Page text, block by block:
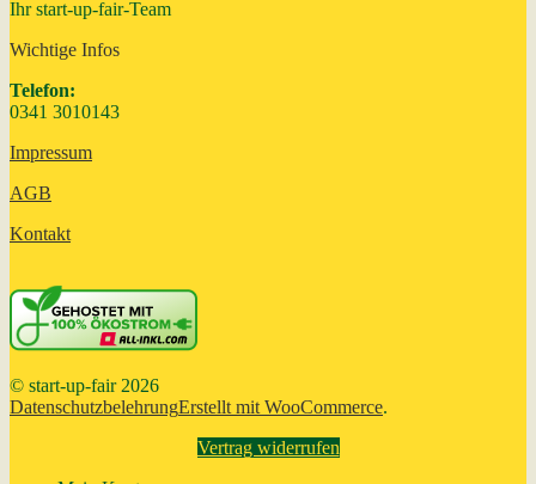
Ihr start-up-fair-Team
Wichtige Infos
Telefon:
0341 3010143
Impressum
AGB
Kontakt
© start-up-fair 2026
DatenschutzbelehrungErstellt mit WooCommerce.
Vertrag widerrufen